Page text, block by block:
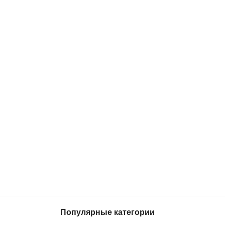
Популярные категории